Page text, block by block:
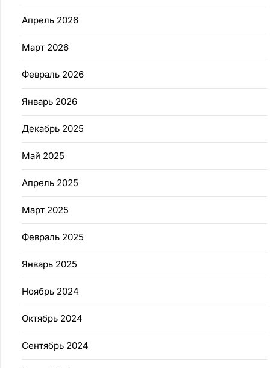
Апрель 2026
Март 2026
Февраль 2026
Январь 2026
Декабрь 2025
Май 2025
Апрель 2025
Март 2025
Февраль 2025
Январь 2025
Ноябрь 2024
Октябрь 2024
Сентябрь 2024